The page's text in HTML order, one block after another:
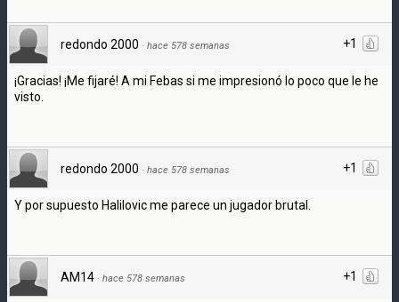
+1
redondo 2000 · hace 578 semanas
¡Gracias! ¡Me fijaré! A mi Febas si me impresionó lo poco que le he
visto.
+1
redondo 2000 · hace 578 semanas
Y por supuesto Halilovic me parece un jugador brutal.
+1
AM14 · hace 578 semanas